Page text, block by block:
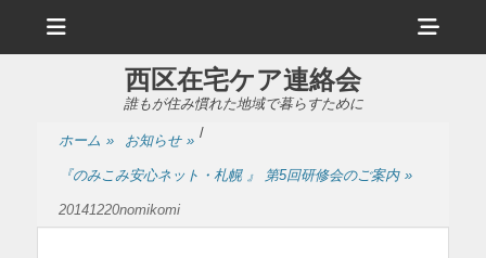
ュ
ヘ
ッ
ド
西区在宅ケア連絡会
誰もが住み慣れた地域で暮らすために
ホーム » お知らせ » /
『のみこみ安心ネット・札幌 』 第5回研修会のご案内 »
20141220nomikomi